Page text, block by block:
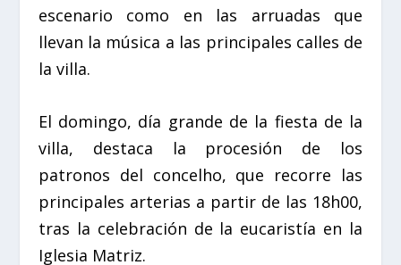
escenario como en las arruadas que
llevan la música a las principales calles de
la villa.
El domingo, día grande de la fiesta de la
villa, destaca la procesión de los
patronos del concelho, que recorre las
principales arterias a partir de las 18h00,
tras la celebración de la eucaristía en la
Iglesia Matriz.